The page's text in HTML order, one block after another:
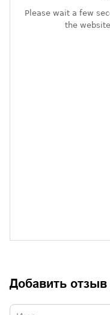
Добавить отзыв